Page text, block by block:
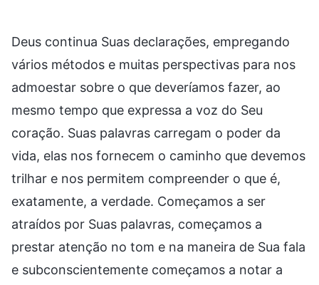
Deus continua Suas declarações, empregando
vários métodos e muitas perspectivas para nos
admoestar sobre o que deveríamos fazer, ao
mesmo tempo que expressa a voz do Seu
coração. Suas palavras carregam o poder da
vida, elas nos fornecem o caminho que devemos
trilhar e nos permitem compreender o que é,
exatamente, a verdade. Começamos a ser
atraídos por Suas palavras, começamos a
prestar atenção no tom e na maneira de Sua fala
e subconscientemente começamos a notar a